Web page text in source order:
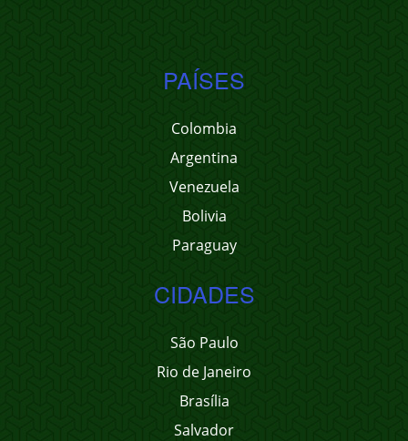
PAÍSES
Colombia
Argentina
Venezuela
Bolivia
Paraguay
CIDADES
São Paulo
Rio de Janeiro
Brasília
Salvador